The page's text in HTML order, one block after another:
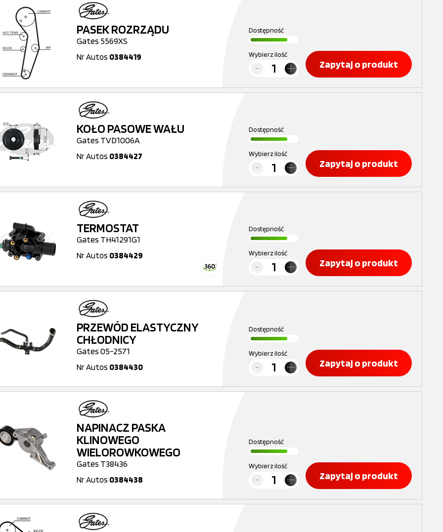
PASEK ROZRZĄDU
Gates 5569XS
Nr Autos 0384419
Dostępność
Wybierz ilość
Zapytaj o produkt
KOŁO PASOWE WAŁU
Gates TVD1006A
Nr Autos 0384427
Dostępność
Wybierz ilość
Zapytaj o produkt
TERMOSTAT
Gates TH41291G1
Nr Autos 0384429
Dostępność
Wybierz ilość
Zapytaj o produkt
PRZEWÓD ELASTYCZNY
CHŁODNICY
Gates 05-2571
Nr Autos 0384430
Dostępność
Wybierz ilość
Zapytaj o produkt
NAPINACZ PASKA
KLINOWEGO
WIELOROWKOWEGO
Gates T38436
Nr Autos 0384438
Dostępność
Wybierz ilość
Zapytaj o produkt